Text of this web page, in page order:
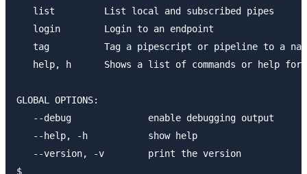
   list		List local and subscribed pipes
   login	Login to an endpoint
   tag		Tag a pipescript or pipeline to a name
   help, h	Shows a list of commands or help for one command
GLOBAL OPTIONS:
   --debug		enable debugging output
   --help, -h		show help
   --version, -v	print the version